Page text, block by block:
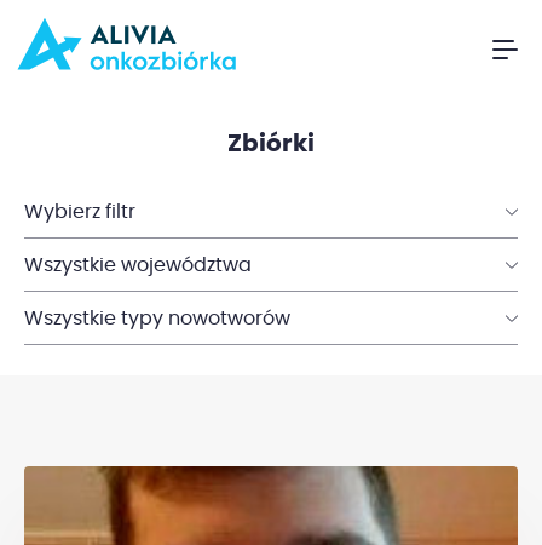
Zbiórki
Wybierz filtr
Wszystkie województwa
Wszystkie typy nowotworów